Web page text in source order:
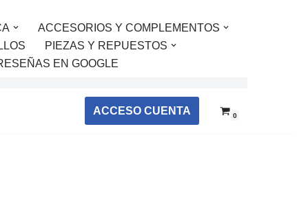
ACCESORIOS Y COMPLEMENTOS
PIEZAS Y REPUESTOS
EN GOOGLE
ACCESO CUENTA 0